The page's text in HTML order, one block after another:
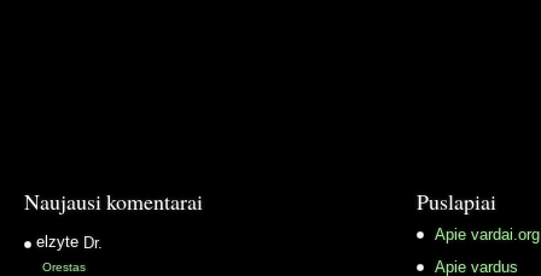
Naujausi komentarai
elzyte Dr.
Orestas
Puslapiai
Apie vardai.org
Apie vardus